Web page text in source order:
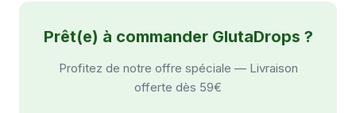
Prêt(e) à commander GlutaDrops ?
Profitez de notre offre spéciale — Livraison
offerte dès 59€